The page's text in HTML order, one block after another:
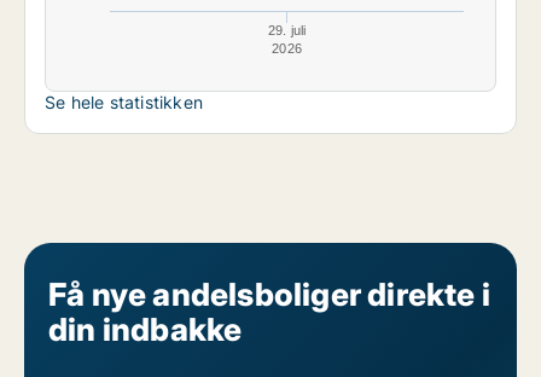
29. juli
2026
Se hele statistikken
Få nye andelsboliger direkte i
din indbakke